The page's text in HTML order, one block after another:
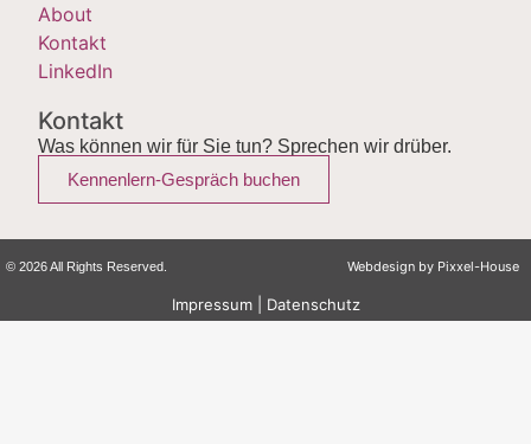
About
Kontakt
LinkedIn
Kontakt
Was können wir für Sie tun? Sprechen wir drüber.
Kennenlern-Gespräch buchen
© 2026 All Rights Reserved.
Impressum| Datenschutz
Webdesign by Pixxel-House